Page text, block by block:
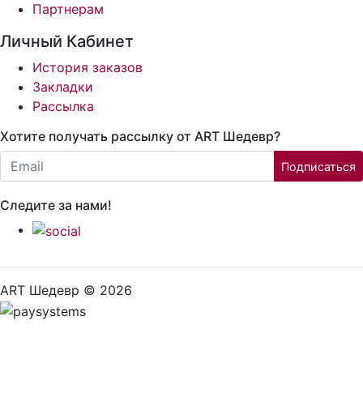
Партнерам
Личный Кабинет
История заказов
Закладки
Рассылка
Хотите получать рассылку от ART Шедевр?
Email:
Подписаться
Следите за нами!
ART Шедевр © 2026